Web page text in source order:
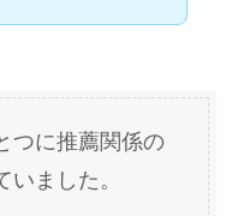
つに推薦関係の
ました。